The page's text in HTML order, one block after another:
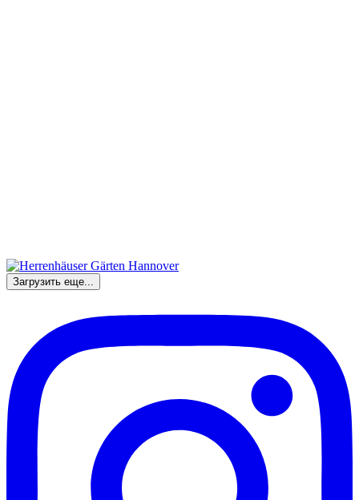
Загрузить еще...